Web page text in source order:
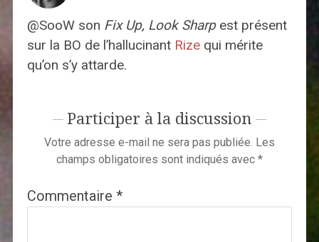
@SooW son Fix Up, Look Sharpest présent
sur la BO de l’hallucinant Rizequi mérite
qu’on s’y attarde.
Participer à la discussion
Votre adresse e-mail ne sera pas publiée. Les
champs obligatoires sont indiqués avec *
Commentaire *